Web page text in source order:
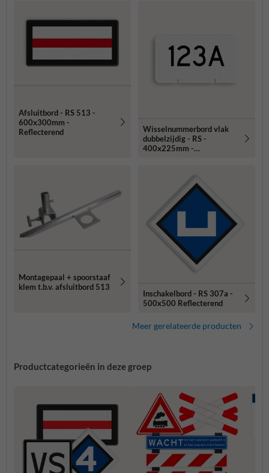
Afsluitbord - RS 513 -
600x300mm -
Reflecterend
Wisselnummerbord vlak
dubbelzijdig - RS -
400x225mm -
Montagepaal + spoorstaaf
klem t.b.v. afsluitbord 513
Inschakelbord - RS 307a -
500x500 Reflecterend
Meer gerelateerde producten
Productcategorieën in deze groep